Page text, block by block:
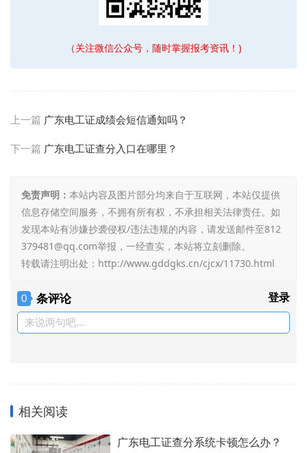
（关注微信公众号，随时掌握报考资讯！)
上一篇 广东电工证成绩会短信通知吗？
下一篇 广东电工证查分入口在哪里？
免责声明： 本站内容及图片部分均来自于互联网，本站仅提供
信息存储空间服务，不拥有所有权，不承担相关法律责任。如
发现本站有涉嫌抄袭侵权/违法违规的内容，请发送邮件至812
379481@qq.com举报，一经查实，本站将立刻删除。
转载请注明出处： http://www.gddgks.cn/cjcx/11730.html
0 条评论 登录
来说两句吧...
相关阅读
广东电工证查分系统卡顿怎么办？